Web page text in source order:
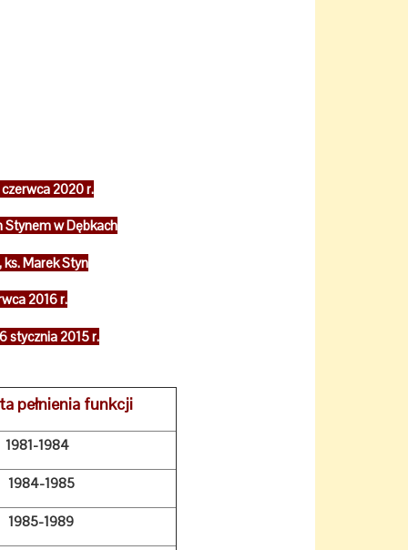
2020 r.
Stynem w Dębkach
Marek Styn
2016 r.
stycznia 2015 r.
pełnienia funkcji
1984
1985
1989